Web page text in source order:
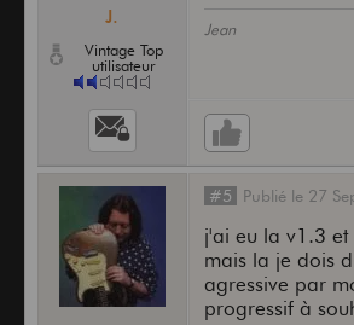
J.
Vintage Top
utilisateur
Jean
#5 Publié le 27
j'ai eu la v1.3
mais la je dois
agressive par
progressif à